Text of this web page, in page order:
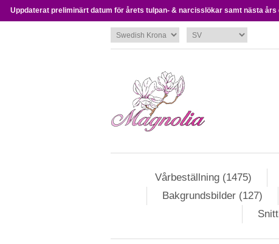
Uppdaterat preliminärt datum för årets tulpan- & narcisslökar samt nästa
Vårbeställning (1475)
Bakgrundsbilder (127)